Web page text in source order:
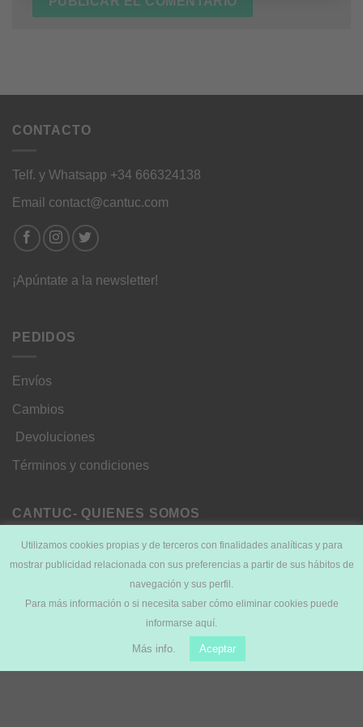
CONTACTO
Telf. y Whatsapp +34 666324138
Email contact@cantuc.com
¡Apúntate a la newsletter!
PEDIDOS
Envíos
Cambios
Devoluciones
Términos y condiciones
CANTUC- QUIENES SOMOS
Utilizamos cookies propias y de terceros con finalidades analíticas y para
mostrar publicidad relacionada con sus preferencias a partir de sus hábitos de
navegación y sus perfil.
Para más información o si necesita saber cómo eliminar cookies puede
informarse aquí.
Más info. Aceptar